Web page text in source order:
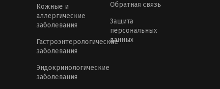
Кожные и
аллергические
заболевания
Гастроэнтерологические
заболевания
Эндокринологические
заболевания
Обратная связь
Защита
персональных
данных